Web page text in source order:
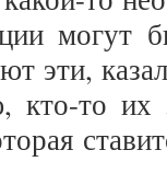
могут
эти,
кто-то их